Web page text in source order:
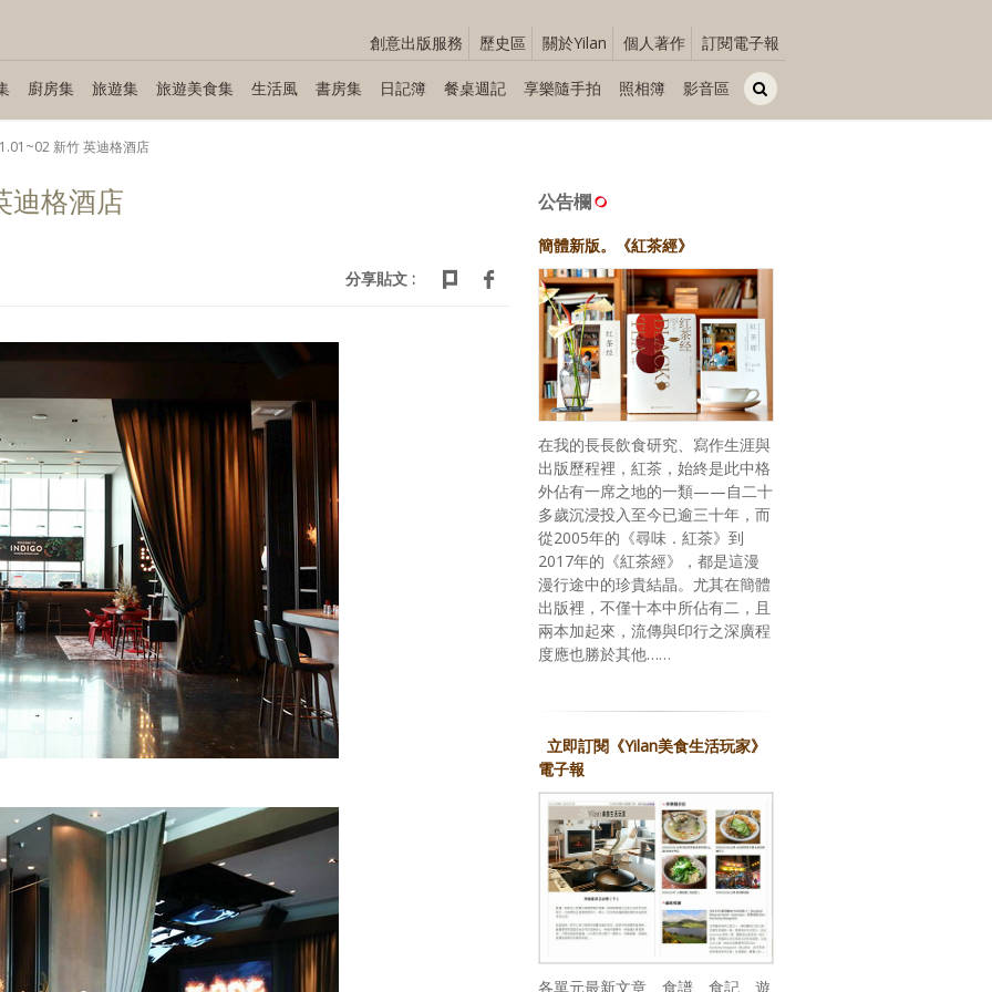
創意出版服務 歷史區 關於Yilan 個人著作 訂閱電子報
廚房集 旅遊集 旅遊美食集 生活風 書房集 日記簿 餐桌週記 享樂隨手拍 照相簿 影音區
新竹 英迪格酒店
迪格酒店
分享貼文 :
公告欄
簡體新版。《紅茶經》
在我的長長飲食研究、寫作生涯與
出版歷程裡，紅茶，始終是此中格
外佔有一席之地的一類——自二十
多歲沉浸投入至今已逾三十年，而
從2005年的《尋味．紅茶》到
2017年的《紅茶經》，都是這漫
漫行途中的珍貴結晶。尤其在簡體
出版裡，不僅十本中所佔有二，且
兩本加起來，流傳與印行之深廣程
度應也勝於其他……
立即訂閱《Yilan美食生活玩家》
電子報
各單元最新文章、食譜、食記、遊